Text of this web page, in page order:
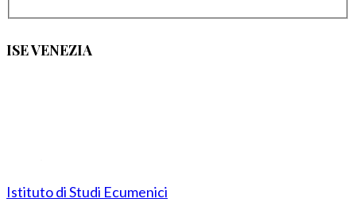
ISE VENEZIA
Istituto di Studi Ecumenici